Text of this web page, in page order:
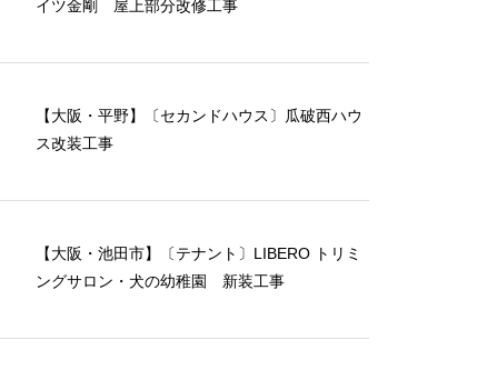
イツ金剛 屋上部分改修工事
【大阪・平野】〔セカンドハウス〕瓜破西ハウ
ス改装工事
【大阪・池田市】〔テナント〕LIBERO トリミ
ングサロン・犬の幼稚園 新装工事